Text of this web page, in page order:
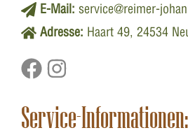
E-Mail: service@reimer-
Adresse: Haart 49, 24534
Service-Informationen: